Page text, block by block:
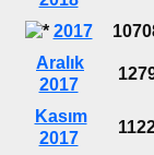
2017
Aralık
2017
Kasım
2017